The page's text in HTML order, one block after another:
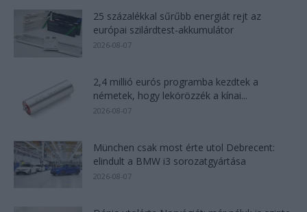
25 százalékkal sűrűbb energiát rejt az
európai szilárdtest-akkumulátor
2026-08-07
2,4 millió eurós programba kezdtek a
németek, hogy lekörözzék a kínai...
2026-08-07
München csak most érte utol Debrecent:
elindult a BMW i3 sorozatgyártása
2026-08-07